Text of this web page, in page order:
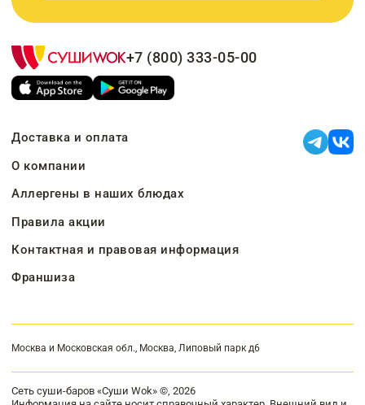
+7 (800) 333-05-00
Доставка и оплата
О компании
Аллергены в наших блюдах
Правила акции
Контактная и правовая информация
Франшиза
Москва и Московская обл., Москва, Липовый парк д6
Сеть суши-баров «Суши Wok» ©, 2026